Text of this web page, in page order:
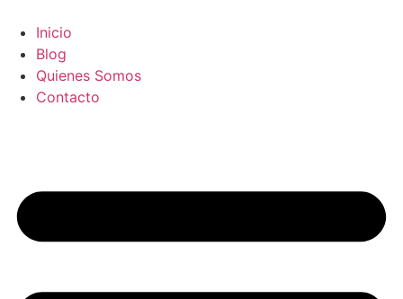
contenido
Inicio
Blog
Quienes Somos
Contacto